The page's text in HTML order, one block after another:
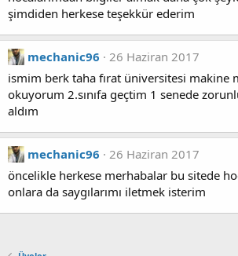
şimdiden herkese teşekkür ederim
mechanic96
26 Haziran 2017
ismim berk taha fırat üniversitesi makine
okuyorum 2.sınıfa geçtim 1 senede
aldım
mechanic96
26 Haziran 2017
öncelikle herkese merhabalar bu sitede
onlara da saygılarımı iletmek isterim